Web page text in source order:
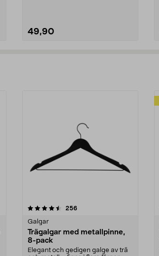
49,90
256recensioner
Galgar
Trägalgar med metallpinne,
8-pack
Elegant och gedigen galge av trä
4.0av 5 stjärnor